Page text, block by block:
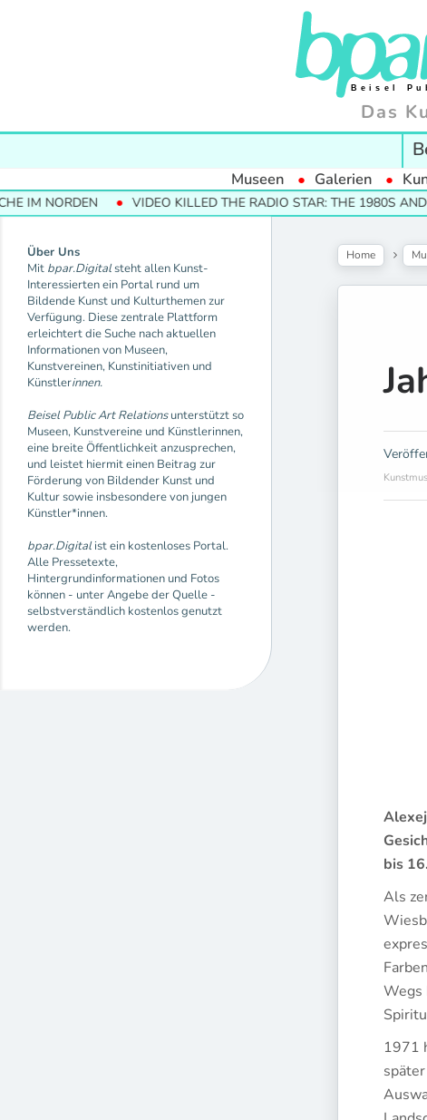
Das
Museen Galerien
VIDEO KILLED THE RADIO STAR: THE 1980S AND THEIR
Über Uns
Mit bpar.Digitalsteht allen Kunst-
Interessierten ein Portal rund um
Bildende Kunst und Kulturthemen zur
Verfügung. Diese zentrale Plattform
erleichtert die Suche nach aktuellen
Informationen von Museen,
Kunstvereinen, Kunstinitiativen und
Künstlerinnen.
Beisel Public Art Relationsunterstützt so
Museen, Kunstvereine und Künstlerinnen,
eine breite Öffentlichkeit anzusprechen,
und leistet hiermit einen Beitrag zur
Förderung von Bildender Kunst und
Kultur sowie insbesondere von jungen
Künstler*innen.
bpar.Digitalist ein kostenloses Portal.
Alle Pressetexte,
Hintergrundinformationen und Fotos
können - unter Angebe der Quelle -
selbstverständlich kostenlos genutzt
werden.
Home
bis
Als
Wegs
1971